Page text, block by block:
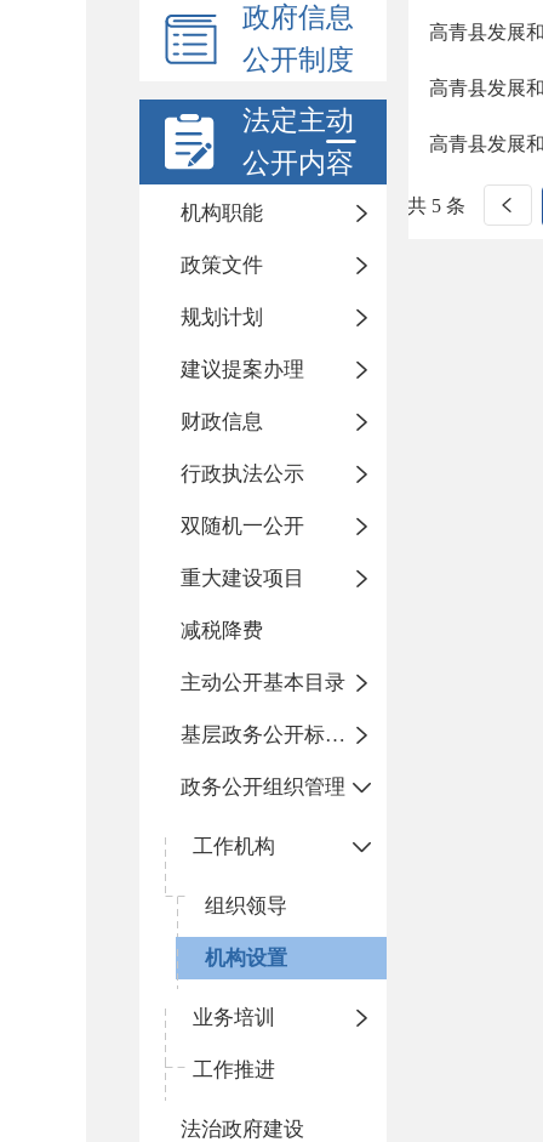
政府信息
公开制度
法定主动
公开内容
机构职能
政策文件
规划计划
建议提案办理
财政信息
行政执法公示
双随机一公开
重大建设项目
减税降费
主动公开基本目录
基层政务公开标准化规范化
政务公开组织管理
工作机构
组织领导
机构设置
业务培训
工作推进
法治政府建设
高青县发展
高青县发展
高青县发展
共 5 条